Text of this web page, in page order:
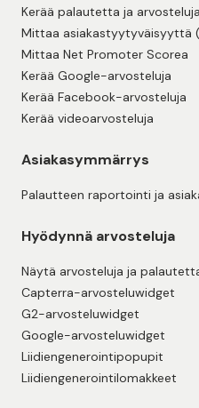
Kerää palautetta ja arvosteluja
Mittaa asiakastyytyväisyyttä
Mittaa Net Promoter Scorea
Kerää Google-arvosteluja
Kerää Facebook-arvosteluja
Kerää videoarvosteluja
Asiakasymmärrys
Palautteen raportointi ja
Hyödynnä arvosteluja
Näytä arvosteluja ja
Capterra-arvosteluwidget
G2-arvosteluwidget
Google-arvosteluwidget
Liidiengenerointipopupit
Liidiengenerointilomakkeet